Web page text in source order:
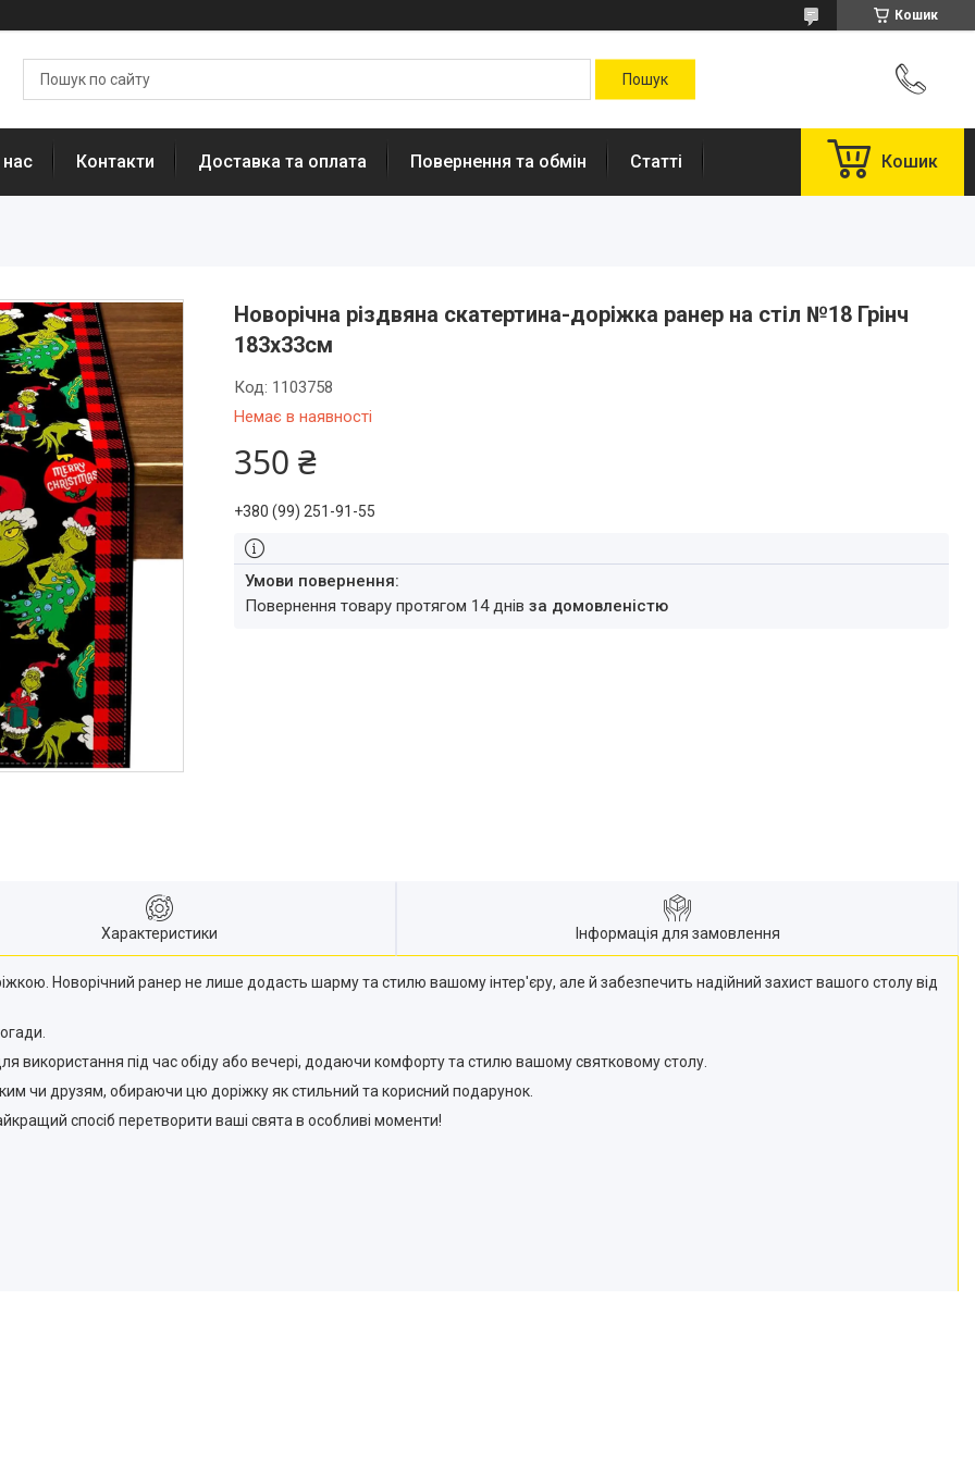
Кошик
Контакти Доставка та оплата Повернення та обмін Статті Кошик
Новорічна різдвяна скатертина-доріжка ранер на стіл №18 Грінч
183х33см
Немає в наявності
Код: 1103758
350 ₴
+380 (99) 251-91-55
повернення товару протягом 14 днів за домовленістю
Характеристики Інформація для замовлення
Новорічний ранер не лише додасть шарму та стилю вашому інтер'єру, але й забезпечить надійний захист вашого столу від
використання під час обіду або вечері, додаючи комфорту та стилю вашому святковому столу.
чи друзям, обираючи цю доріжку як стильний та корисний подарунок.
спосіб перетворити ваші свята в особливі моменти!